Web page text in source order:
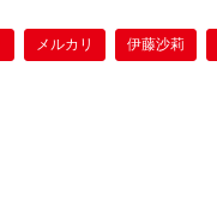
メルカリ 伊藤沙莉